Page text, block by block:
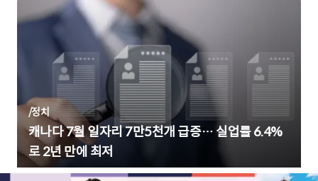
/정치
캐나다 7월 일자리 7만5천개 급증… 실업률 6.4%
로 2년 만에 최저